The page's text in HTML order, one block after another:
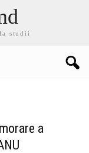
studii
a